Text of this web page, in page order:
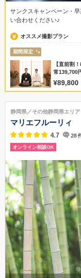
サンクスキャンペーン・
い合わせください♪
オススメ撮影プラン
期間限定
【直前割
常139,700
¥89,800
静岡県／その他静岡県エリア
マリエフルーリィ
4.7 28
オンライン相談OK